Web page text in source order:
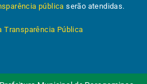
pública serão atendidas.
Transparência Pública